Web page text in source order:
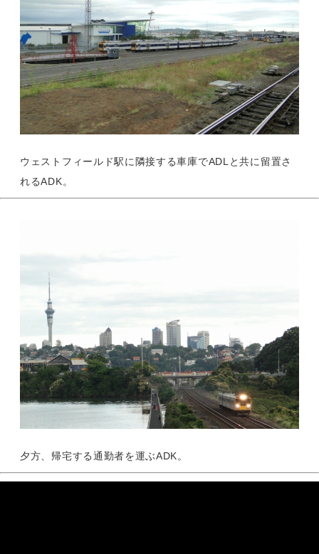
ウェストフィールド駅に隣接する車庫でADLと共に留置さ
れるADK。
夕方、帰宅する通勤者を運ぶADK。